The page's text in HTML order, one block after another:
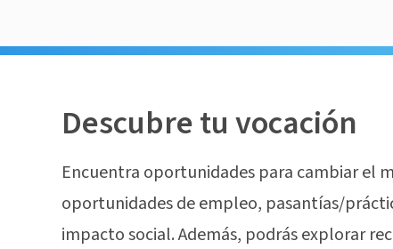
Descubre tu vocación
Encuentra oportunidades para cambiar el
oportunidades de empleo, pasantías/
impacto social. Además, podrás explorar